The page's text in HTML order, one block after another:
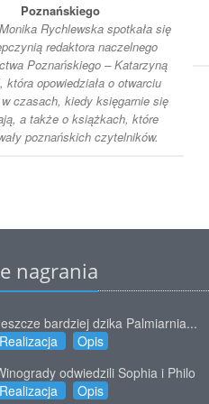
Poznańskiego
Rychlewska spotkała się
redaktora naczelnego
Poznańskiego – Katarzyną
która opowiedziała o otwarciu
czasach, kiedy księgarnie się
a także o książkach, które
poznańskich czytelników.
nagrania
bardziej dzika Palmiarnia...
Realizacja
Opis
odwiedzili Sophia i Philo
Realizacja
Opis